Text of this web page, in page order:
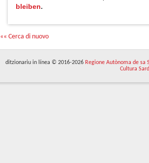
bleiben.
«« Cerca di nuovo
ditzionariu in línea © 2016-2026 Regione Autònoma de sa
Cultura